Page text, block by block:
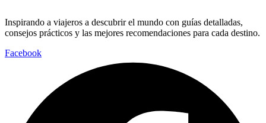
Inspirando a viajeros a descubrir el mundo con guías detalladas,
consejos prácticos y las mejores recomendaciones para cada destino.
Facebook